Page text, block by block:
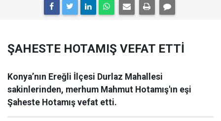
ŞAHESTE HOTAMIŞ VEFAT ETTİ
Konya’nın Ereğli İlçesi Durlaz Mahallesi
sakinlerinden, merhum Mahmut Hotamış'ın eşi
Şaheste Hotamış vefat etti.